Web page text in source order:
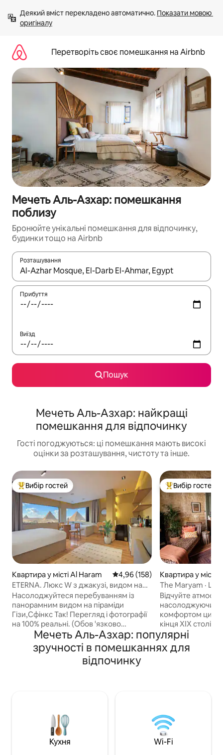
вмісту
Деякий вміст перекладено автоматично. Показати мовою
оригіналу
Перетворіть своє помешкання на Airbnb
Мечеть Аль-Азхар: помешкання
поблизу
Бронюйте унікальні помешкання для відпочинку,
будинки тощо на Airbnb
Розташування
Отримавши результати пошуку, використовуйте для
Прибуття
Виїзд
Пошук
Мечеть Аль-Азхар: найкращі
помешкання для відпочинку
Гості погоджуються: ці помешкання мають високі
оцінки за розташування, чистоту та інше.
Топ вибір гостей
Вибір гостей
Квартира у місті Al Haram Середня оцінка: 4,96 з 5,
4,96 (158)
ETERNA. Люкс W з джакузі, видом на
піраміди та балконом
Насолоджуйтеся перебуванням із
панорамним видом на піраміди
Гізи,Сфінкс Так! Перегляд і фотографії
на 100% реальні. (Обов 'язково
перегляньте інші наші оголошення)
Побалуйте себе приголомшливим
видом на всі піраміди Гізи з будь-якої
точки цієї сучасної східної студії або під
враженнями! Ми прагнемо
забезпечити нашим гостям чарівну
гостинність, на яку вони заслуговують.
Топ вибір гостей
Вибір гостей
Квартира у місті
q
The Maryam ·
центрі Каїра
Відчуйте
насолоджуючись
комфортом цих
кінця XIX
пішохідну
Каїра. Стіни з необробленого вапняку
обрамляють
спальну зону,
невелику
відпочинку на
Мечеть Аль-Азхар: популярні
зручності в помешканнях для
відпочинку
Кухня Wi-Fi